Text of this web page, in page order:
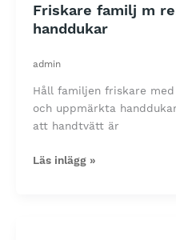
en
organiserad
välkomnande
Friskare familj m
handdukar
admin
Håll familjen friskare
och uppmärkta
att handtvätt är
Friskare
Läs inlägg »